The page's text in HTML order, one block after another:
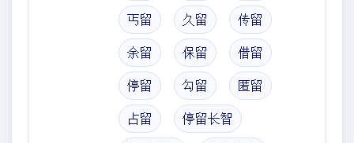
丐留 久留 传留
余留 保留 借留
停留 勾留 匿留
占留 停留长智